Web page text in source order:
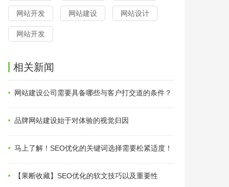
网站开发 网站建设 网站设计
网站开发
相关新闻
网站建设公司需要具备哪些与客户打交道的条件？
品牌网站建设始于对体验的视觉归因
马上了解！SEO优化的关键词选择需要松紧适度！
【果断收藏】SEO优化的软文技巧以及重要性